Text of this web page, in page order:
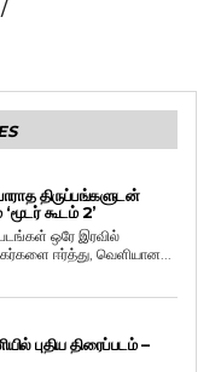
திருப்பங்களுடன்
கூடம் 2’
ஒரே இரவில்
ஈர்த்து, வெளியான...
புதிய திரைப்படம் –